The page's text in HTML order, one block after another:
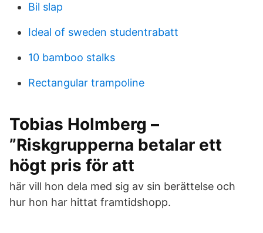
Bil slap
Ideal of sweden studentrabatt
10 bamboo stalks
Rectangular trampoline
Tobias Holmberg –
”Riskgrupperna betalar ett
högt pris för att
här vill hon dela med sig av sin berättelse och
hur hon har hittat framtidshopp.